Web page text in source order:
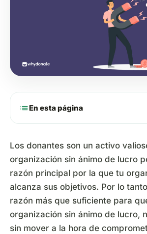
listEn esta página
Los donantes son un activo
organización sin ánimo de lucro
razón principal por la que tu
alcanza sus objetivos. Por lo
razón más que suficiente para
organización sin ánimo de lucro,
sin mover a la hora de